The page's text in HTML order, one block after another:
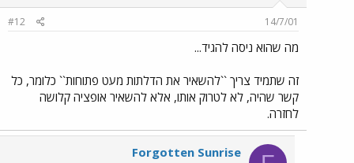
14/7/01
#12
מה שהוא ניסה להגיד...
זה שתמיד צריך ``להשאיר את הדלתות מעט פתוחות`` כלומר, כל
קשר שהיה, לא לטרוק אותו, אלא להשאיר אופציה קלושה
לחזרה.
Forgotten Sunrise